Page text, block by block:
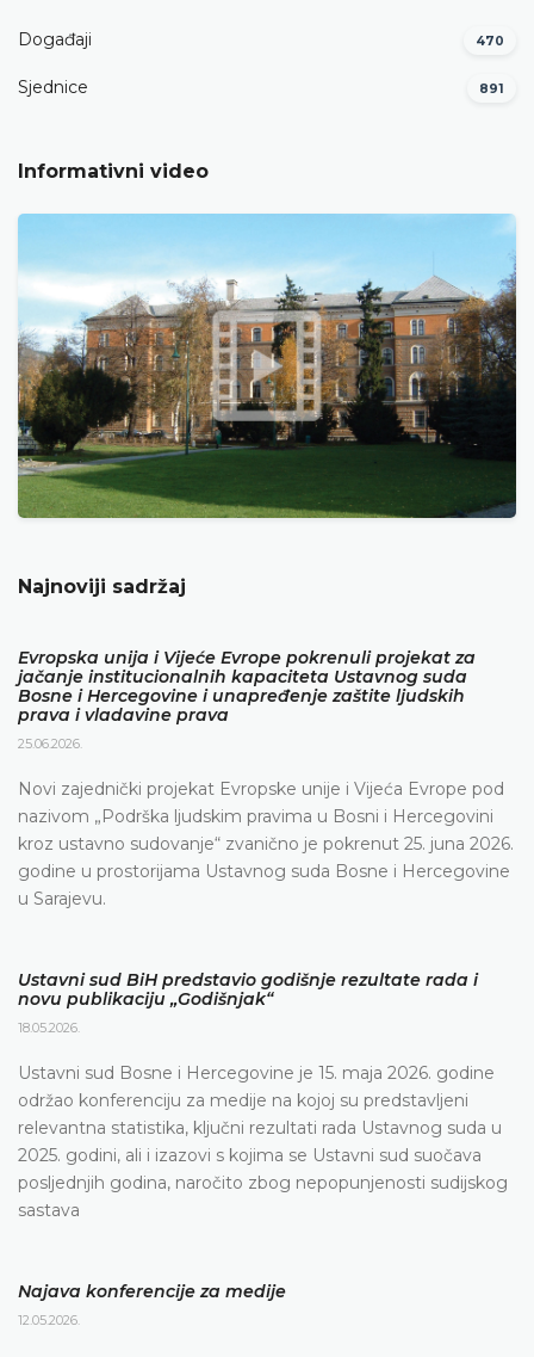
Događaji 470
Sjednice 891
Informativni video
Najnoviji sadržaj
Evropska unija i Vijeće Evrope pokrenuli projekat za
jačanje institucionalnih kapaciteta Ustavnog suda
Bosne i Hercegovine i unapređenje zaštite ljudskih
prava i vladavine prava
25.06.2026.
Novi zajednički projekat Evropske unije i Vijeća Evrope pod
nazivom „Podrška ljudskim pravima u Bosni i Hercegovini
kroz ustavno sudovanje“ zvanično je pokrenut 25. juna 2026.
godine u prostorijama Ustavnog suda Bosne i Hercegovine
u Sarajevu.
Ustavni sud BiH predstavio godišnje rezultate rada i
novu publikaciju „Godišnjak“
18.05.2026.
Ustavni sud Bosne i Hercegovine je 15. maja 2026. godine
održao konferenciju za medije na kojoj su predstavljeni
relevantna statistika, ključni rezultati rada Ustavnog suda u
2025. godini, ali i izazovi s kojima se Ustavni sud suočava
posljednjih godina, naročito zbog nepopunjenosti sudijskog
sastava
Najava konferencije za medije
12.05.2026.